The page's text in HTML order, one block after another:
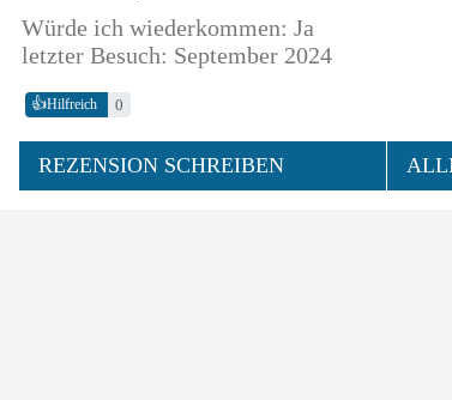
Würde ich wiederkommen: Ja
letzter Besuch: September 2024
👍Hilfreich 0
REZENSION SCHREIBEN